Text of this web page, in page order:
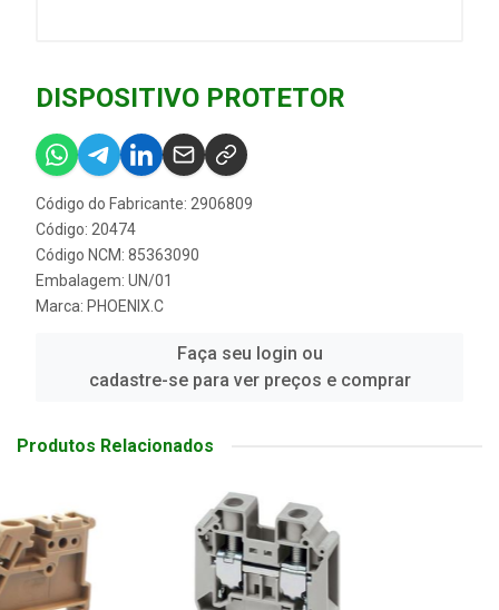
DISPOSITIVO PROTETOR
Código do Fabricante: 2906809
Código: 20474
Código NCM: 85363090
Embalagem: UN/01
Marca: PHOENIX.C
Faça seu login ou
cadastre-se para ver preços e comprar
Produtos Relacionados